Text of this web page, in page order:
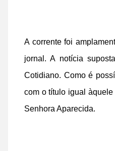
A corrente foi
jornal. A notícia
Cotidiano. Como é
com o título igual
Senhora Aparecida.